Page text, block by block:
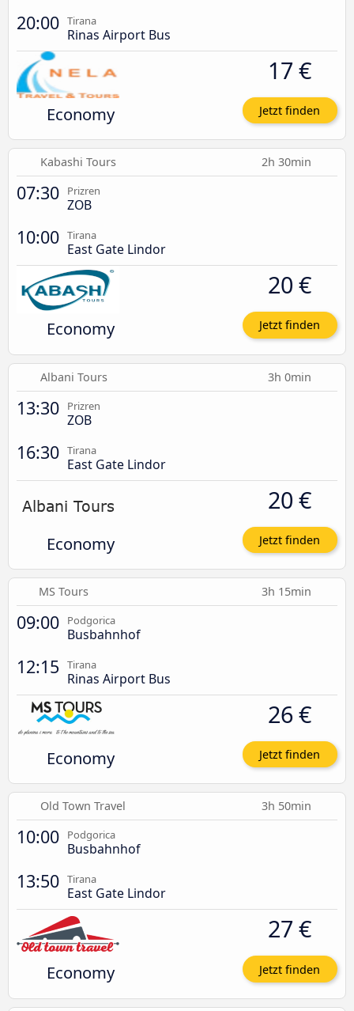
20:00 Tirana
Rinas Airport Bus
Economy
17 €
Jetzt finden
Kabashi Tours 2h 30min
07:30 Prizren
ZOB
10:00 Tirana
East Gate Lindor
Economy
20 €
Jetzt finden
Albani Tours 3h 0min
13:30 Prizren
ZOB
16:30 Tirana
East Gate Lindor
Economy
20 €
Jetzt finden
MS Tours 3h 15min
09:00 Podgorica
Busbahnhof
12:15 Tirana
Rinas Airport Bus
Economy
26 €
Jetzt finden
Old Town Travel 3h 50min
10:00 Podgorica
Busbahnhof
13:50 Tirana
East Gate Lindor
Economy
27 €
Jetzt finden